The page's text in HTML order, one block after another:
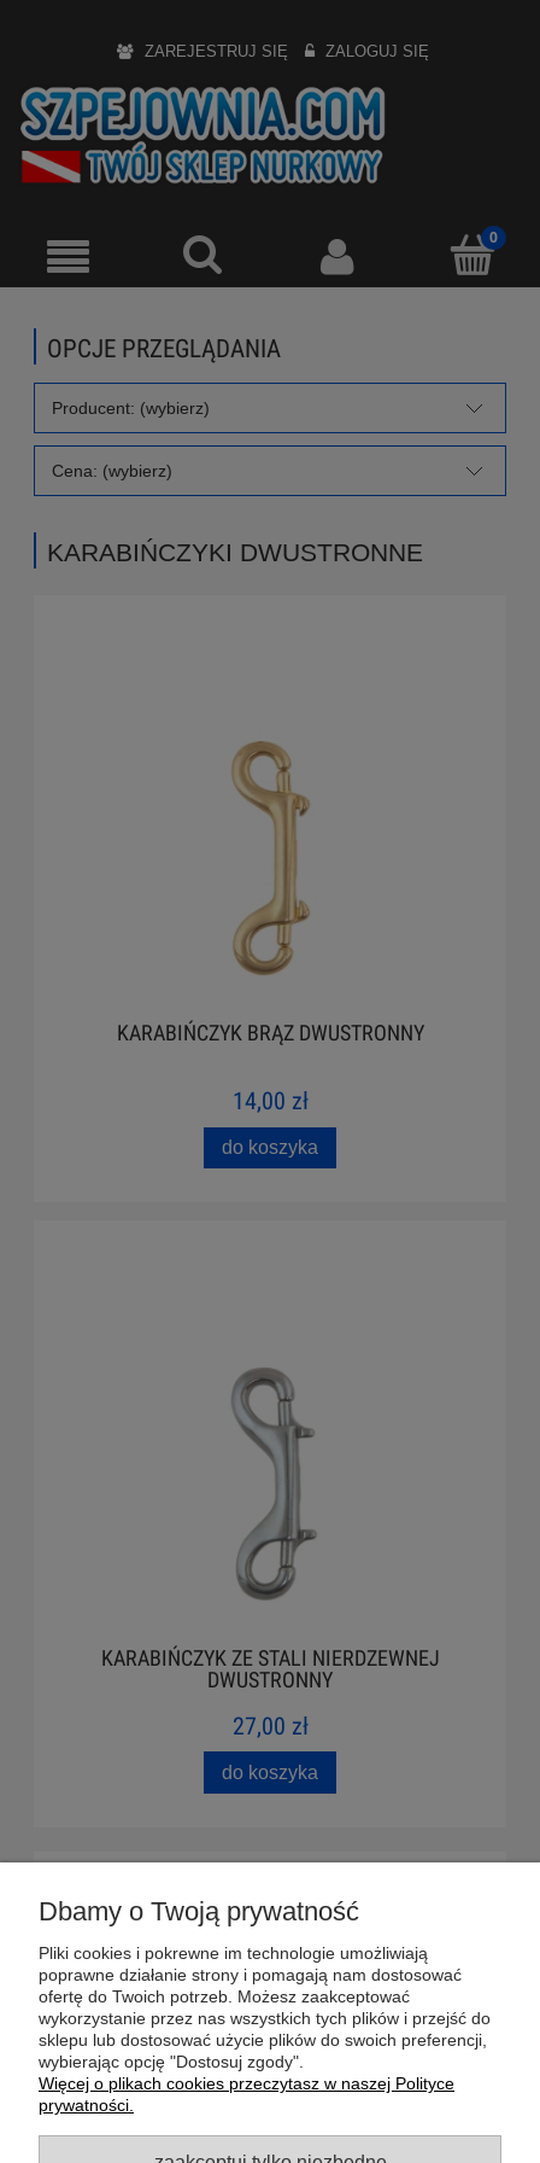
ZAREJESTRUJ SIĘ ZALOGUJ SIĘ
OPCJE PRZEGLĄDANIA
Producent: (wybierz)
Cena: (wybierz)
KARABIŃCZYKI DWUSTRONNE
KARABIŃCZYK BRĄZ DWUSTRONNY
14,00 zł
do koszyka
KARABIŃCZYK ZE STALI NIERDZEWNEJ
DWUSTRONNY
27,00 zł
do koszyka
DOSTAWA
MOJE KONTO
GWARANCJA I ZWROTY
O FIRMIE
Dbamy o Twoją prywatność
Pliki cookies i pokrewne im technologie umożliwiają
poprawne działanie strony i pomagają nam dostosować
ofertę do Twoich potrzeb. Możesz zaakceptować
wykorzystanie przez nas wszystkich tych plików i przejść do
sklepu lub dostosować użycie plików do swoich preferencji,
wybierając opcję "Dostosuj zgody".
Więcej o plikach cookies przeczytasz w naszej Polityce
prywatności.